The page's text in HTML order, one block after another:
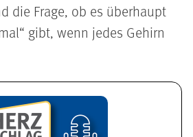
die Frage, ob es überhaupt
gibt, wenn jedes Gehirn